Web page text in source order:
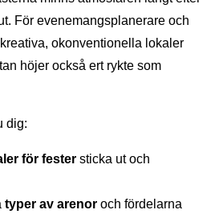
För evenemangsplanerare och
okonventionella lokaler
höjer också ert rykte som
dig:
för fester sticka ut och
typer av arenor och fördelarna